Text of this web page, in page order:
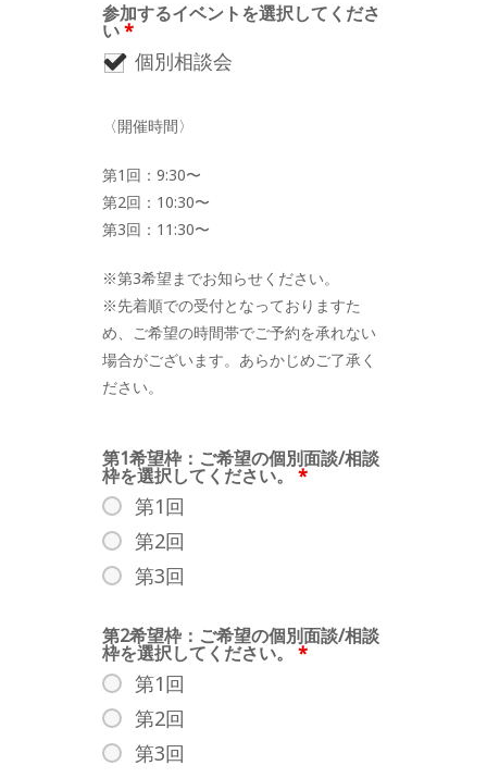
参加するイベントを選択してくださ
い*
個別相談会
〈開催時間〉
第1回：9:30〜
第2回：10:30〜
第3回：11:30〜
※第3希望までお知らせください。
※先着順での受付となっておりますた
め、ご希望の時間帯でご予約を承れない
場合がございます。あらかじめご了承く
ださい。
第1希望枠：ご希望の個別面談/相談
枠を選択してください。 *
第1回
第2回
第3回
第2希望枠：ご希望の個別面談/相談
枠を選択してください。 *
第1回
第2回
第3回